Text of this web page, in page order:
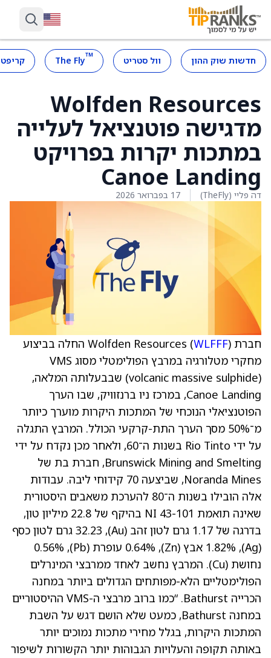
חדשות שוק ההון וול סטריט ™
The Fly
Wolfden Resources
מדגישה פוטנציאל לעלייה
במתכות יקרות בפרויקט
Canoe Landing
דה פליי (TheFly) 17 בפברואר 2026
חברת Wolfden Resources ( WLFFF
) החלה בביצוע
מחקרי מטלורגיה במרבץ הפולימטלי מסוג VMS
(volcanic massive sulphide) שבבעלותה המלאה,
Canoe Landing, במרכז ניו ברנזוויק, שבו הערך
הפוטנציאלי הנוכחי של המתכות היקרות מוערך כיותר
מ־50% מסך הערך התת-קרקעי הכולל. המרבץ התגלה
על ידי Rio Tinto בשנות ה־60, ולאחר מכן נקדח על ידי
Brunswick Mining and Smelting, חברת בת של
Noranda Mines, שביצעה 70 קידוחי ליבה. עבודות
אלה הובילו בשנות ה־80 להערכת משאבים היסטורית
שאינה תואמת NI 43-101 בהיקף של 22.8 מיליון טון,
בדרגה של 1.17 גרם לטון זהב (Au), 32.23 גרם לטון כסף
(Ag), 1.82% אבץ (Zn), 0.64% עופרת (Pb), 0.56%
נחושת (Cu). המרבץ נחשב לאחד ממרבצי המינרלים
הפולימטליים הלא-מפותחים הגדולים ביותר במחנה
הכרייה Bathurst. “כמו ברוב מרבצי ה-VMS ההיסטוריים
במחנה Bathurst, כמעט שלא הושם דגש על השבת
המתכות היקרות, בגלל מחירי מתכות נמוכים יותר
באותה תקופה והעלויות הגבוהות יותר הקשורות לשיפור